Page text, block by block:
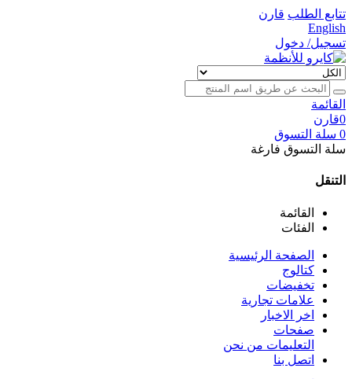
تتابع الطلب قارن
English
تسجيل/ دخول
القائمة
0قارن
0 سلة التسوق
سلة التسوق فارغة
التنقل
القائمة
الفئات
الصفحة الرئيسية
كتالوج
تخفيضات
علامات تجارية
اخر الاخبار
صفحات
التعليمات من نحن
اتصل بنا